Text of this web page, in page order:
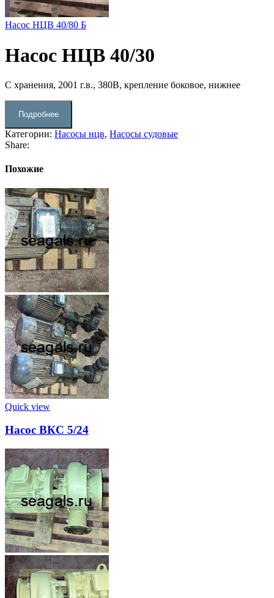
Насос НЦВ 40/80 Б
Насос НЦВ 40/30
С хранения, 2001 г.в., 380В, крепление боковое, нижнее
Подробнее
Категории: Насосы нцв, Насосы судовые
Share:
Похожие
Quick view
Насос ВКС 5/24